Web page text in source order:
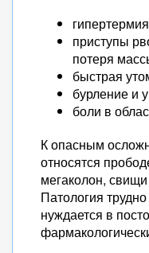
приступы
потеря
быстрая
бурление и
боли в
К опасным
относятся
мегаколон,
Патология
нуждается в